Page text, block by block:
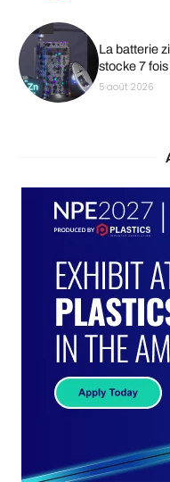
La batterie
stocke 7 fois
5 août 2026